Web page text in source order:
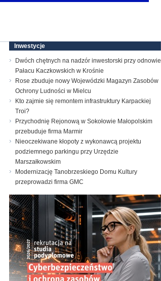
Inwestycje
Dwóch chętnych na nadzór inwestorski przy odnowie
Pałacu Kaczkowskich w Krośnie
Rose zbuduje nowy Wojewódzki Magazyn Zasobów
Ochrony Ludności w Mielcu
Kto zajmie się remontem infrastruktury Karpackiej
Troi?
Przychodnię Rejonową w Sokołowie Małopolskim
przebuduje firma Marmir
Nieoczekiwane kłopoty z wykonawcą projektu
podziemnego parkingu przy Urzędzie
Marszałkowskim
Modernizację Tanobrzeskiego Domu Kultury
przeprowadzi firma GMC